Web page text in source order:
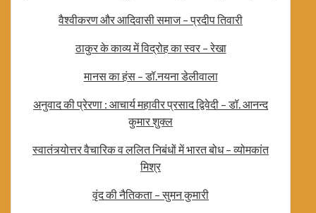
वैश्वीकरण और आदिवासी समाज – प्रदीप तिवारी
ठाकुर के काव्य में विद्रोह का स्वर – रेखा
मानस का हंस – डॉ.नयना डेलीवाला
अनुवाद की प्रेरणा : आचार्य महावीर प्रसाद द्विवेदी – डॉ. आनन्द
कुमार शुक्ल
स्वातंत्र्योत्तर वैचारिक व ललित निबंधों में भारत बोध – व्योमकांत
मिश्र
वृंद की नैतिकता – सुमन कुमारी